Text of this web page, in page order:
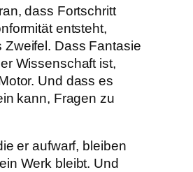
dass Fortschritt
entsteht,
Zweifel. Dass Fantasie
Wissenschaft ist,
Und dass es
kann, Fragen zu
er aufwarf, bleiben
Werk bleibt. Und